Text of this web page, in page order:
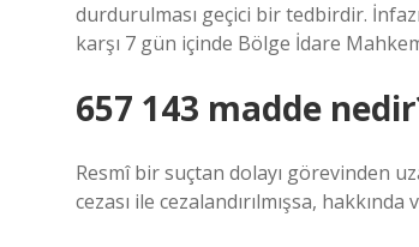
durdurulması geçici bir tedbirdir.
karşı 7 gün içinde Bölge İdare
657 143 madde
Resmî bir suçtan dolayı görevinden
cezası ile cezalandırılmışsa,